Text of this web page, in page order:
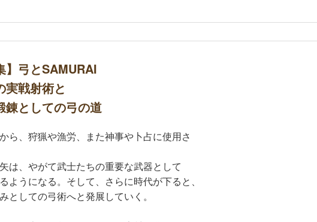
】弓とSAMURAI
実戦射術と
錬としての弓の道
ら、狩猟や漁労、また神事や卜占に使用さ
は、やがて武士たちの重要な武器として
ようになる。そして、さらに時代が下ると、
としての弓術へと発展していく。